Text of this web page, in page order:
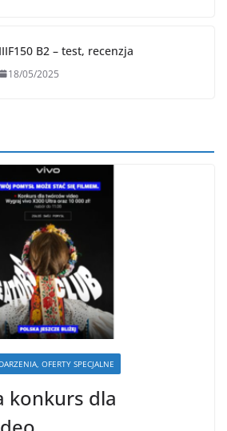
IIIF150 B2 – test, recenzja
18/05/2025
OFERTY SPECJALNE
konkurs dla